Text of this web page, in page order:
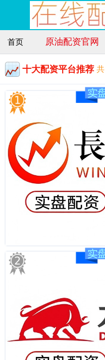
首页 原油配资官网
十大配资平台推荐 共